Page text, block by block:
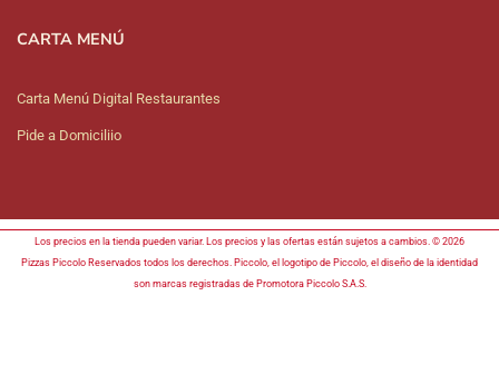
CARTA MENÚ
Carta Menú Digital Restaurantes
Pide a Domiciliio
Los precios en la tienda pueden variar. Los precios y las ofertas están sujetos a cambios. © 2026
Pizzas Piccolo Reservados todos los derechos. Piccolo, el logotipo de Piccolo, el diseño de la identidad
son marcas registradas de Promotora Piccolo S.A.S.